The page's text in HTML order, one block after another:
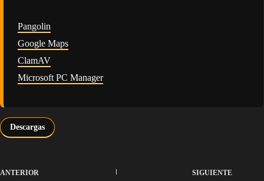
Pangolin
Google Maps
ClamAV
Microsoft PC Manager
Descargas
ANTERIOR SIGUIENTE